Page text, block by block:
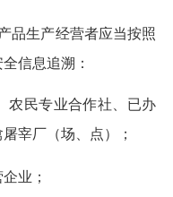
品生产经营者应当按照
信息追溯：
民专业合作社、已办
宰厂（场、点）；
业；